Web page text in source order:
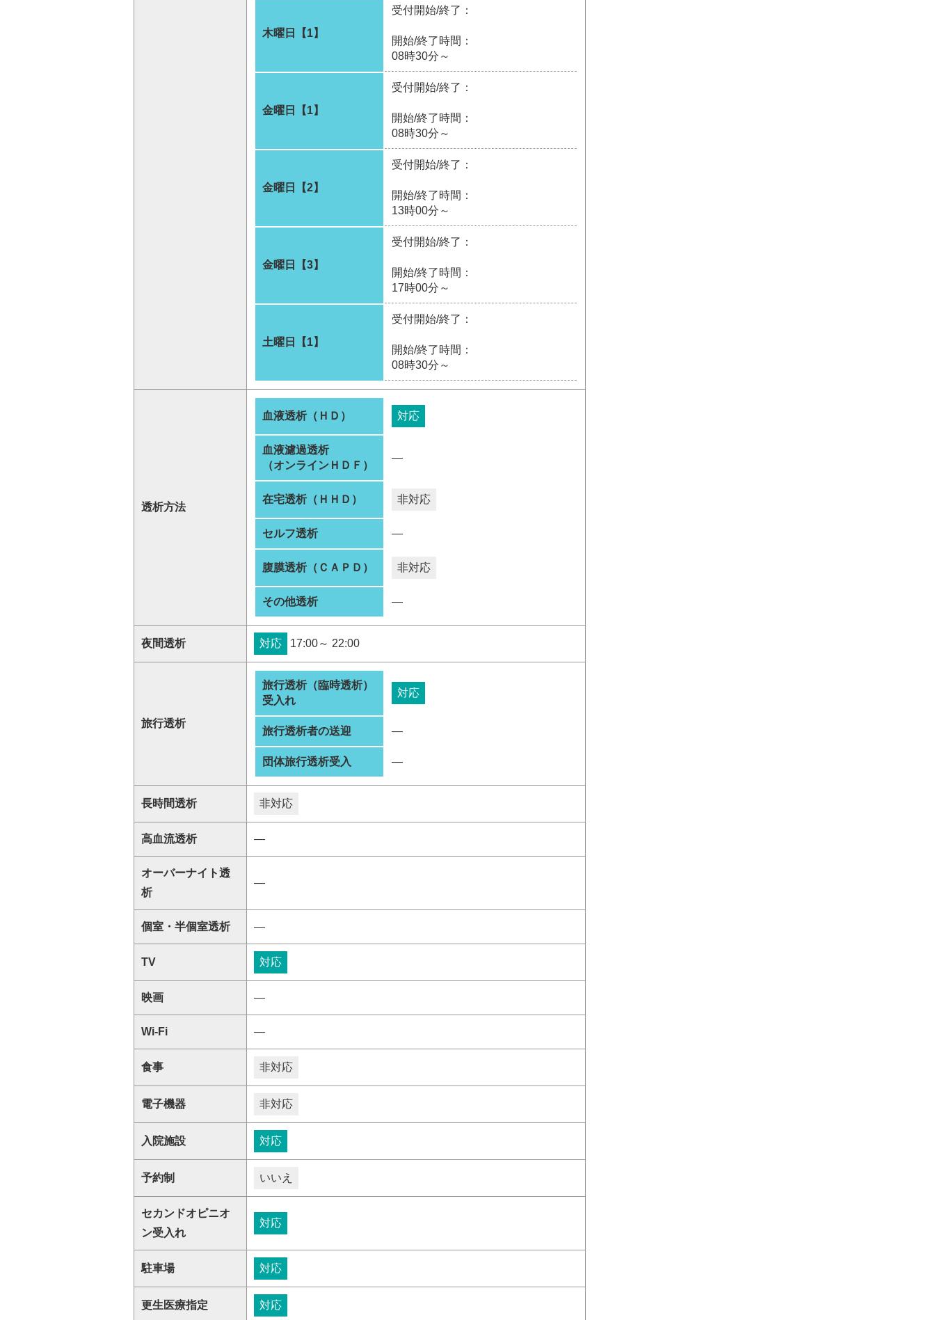
木曜日【1】
受付開始/終了：
開始/終了時間：
08時30分～
金曜日【1】
受付開始/終了：
開始/終了時間：
08時30分～
金曜日【2】
受付開始/終了：
開始/終了時間：
13時00分～
金曜日【3】
受付開始/終了：
開始/終了時間：
17時00分～
土曜日【1】
受付開始/終了：
開始/終了時間：
08時30分～
透析方法
血液透析（ＨＤ） 対応
血液濾過透析
（オンラインＨＤＦ）
―
在宅透析（ＨＨＤ） 非対応
セルフ透析 ―
腹膜透析（ＣＡＰＤ） 非対応
その他透析 ―
夜間透析 対応 17:00～ 22:00
旅行透析
旅行透析（臨時透析）
受入れ
対応
旅行透析者の送迎 ―
団体旅行透析受入 ―
長時間透析 非対応
高血流透析 ―
オーバーナイト透
析
―
個室・半個室透析 ―
TV 対応
映画 ―
Wi-Fi ―
食事 非対応
電子機器 非対応
入院施設 対応
予約制 いいえ
セカンドオピニオ
ン受入れ
対応
駐車場 対応
更生医療指定 対応